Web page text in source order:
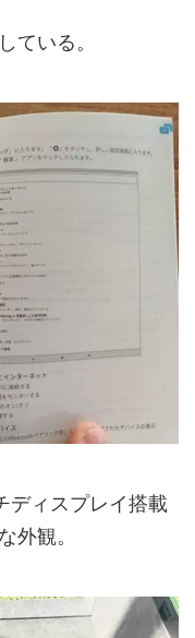
ている。
ディスプレイ搭載
外観。